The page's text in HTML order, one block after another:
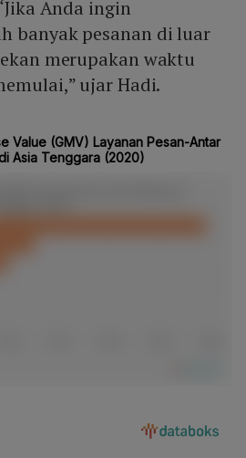
Anda ingin
banyak pesanan di luar
merupakan waktu
ujar Hadi.